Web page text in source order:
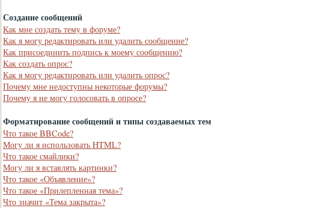
Создание сообщений
Как мне создать тему в форуме?
Как я могу редактировать или удалить сообщение?
Как присоединить подпись к моему сообщению?
Как создать опрос?
Как я могу редактировать или удалить опрос?
Почему мне недоступны некоторые форумы?
Почему я не могу голосовать в опросе?
Форматирование сообщений и типы создаваемых тем
Что такое BBCode?
Могу ли я использовать HTML?
Что такое смайлики?
Могу ли я вставлять картинки?
Что такое «Объявление»?
Что такое «Прилепленная тема»?
Что значит «Тема закрыта»?